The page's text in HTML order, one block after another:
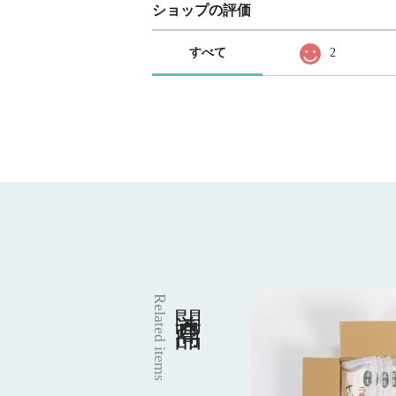
ショップの評価
すべて 2
Related items